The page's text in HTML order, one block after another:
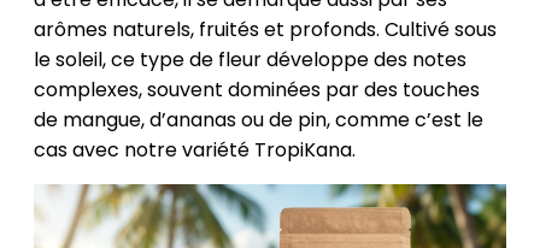
arômes naturels, fruités et profonds. Cultivé sous
le soleil, ce type de fleur développe des notes
complexes, souvent dominées par des touches
de mangue, d’ananas ou de pin, comme c’est le
cas avec notre variété TropiKana.